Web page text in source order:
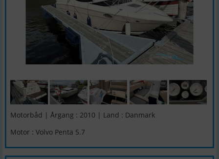
Motorbåd | Årgang : 2010 | Land : Danmark
Motor : Volvo Penta 5.7